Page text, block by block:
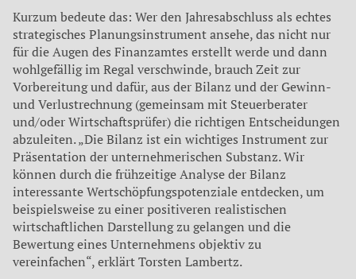
Kurzum bedeute das: Wer den Jahresabschluss als echtes
strategisches Planungsinstrument ansehe, das nicht nur
für die Augen des Finanzamtes erstellt werde und dann
wohlgefällig im Regal verschwinde, brauch Zeit zur
Vorbereitung und dafür, aus der Bilanz und der Gewinn-
und Verlustrechnung (gemeinsam mit Steuerberater
und/oder Wirtschaftsprüfer) die richtigen Entscheidungen
abzuleiten. „Die Bilanz ist ein wichtiges Instrument zur
Präsentation der unternehmerischen Substanz. Wir
können durch die frühzeitige Analyse der Bilanz
interessante Wertschöpfungspotenziale entdecken, um
beispielsweise zu einer positiveren realistischen
wirtschaftlichen Darstellung zu gelangen und die
Bewertung eines Unternehmens objektiv zu
vereinfachen“, erklärt Torsten Lambertz.